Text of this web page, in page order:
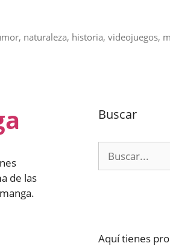
naturaleza, historia, videojuegos,
de las
Buscar
Aquí tienes